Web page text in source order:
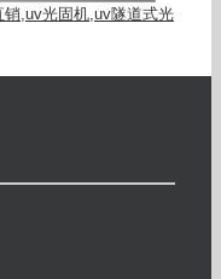
,uv光固机,uv隧道式光